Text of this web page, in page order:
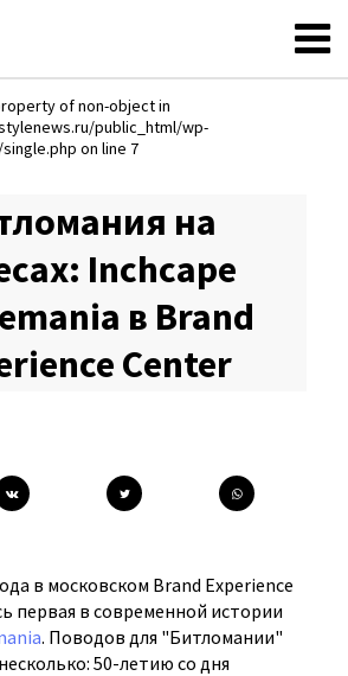
of non-object in
public_html/wp-
on line 7
на
Inchcape
в Brand
Center
в московском Brand Experience
первая в современной истории
. Поводов для "Битломании"
50-летию со дня